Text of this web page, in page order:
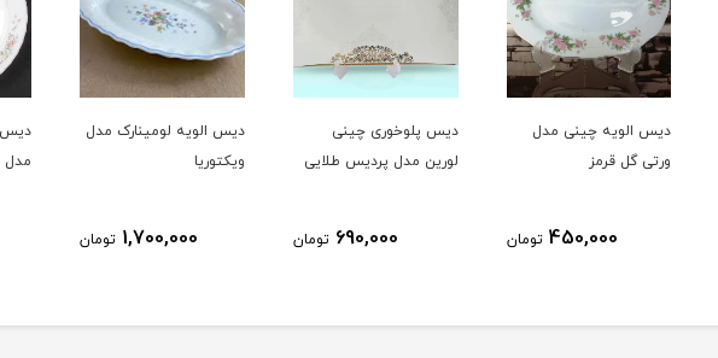
دیس پلوخوری چینی
لورین مدل پردیس طلایی
690,000 تومان
دیس الویه لومینارک مدل
ویکتوریا
1,700,000 تومان
دیس گرد تو گود لومینارک
مدل ویکتوریا
2,890,000 تومان
مدل